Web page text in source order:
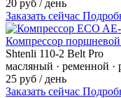
20 руб / день
Заказать сейчас
Компрессор
Shtenli 110-2 Belt Pro
масляный · ременной ·
25 руб / день
Заказать сейчас